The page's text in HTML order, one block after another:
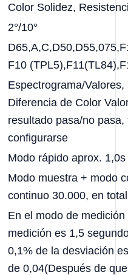
Color Solidez,
2°/10°
F10
Espectrograma/
Diferencia de Color
resultado pasa/no
configurarse
Modo rápido aprox.
Modo muestra + modo
continuo 30.000, en
En el modo de
medición es 1,5
0,1% de la desviación
de 0,04(Después de